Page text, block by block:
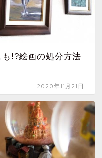
も!?絵画の処分方法
2020年11月21日